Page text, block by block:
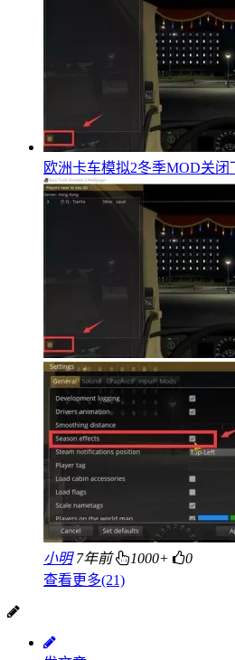
欧洲卡车模拟2冬季MOD关
小明 7年前 1000+
0
查看更多(21)